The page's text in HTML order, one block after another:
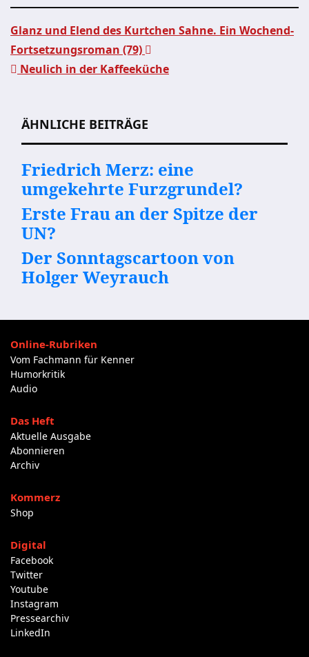
Beitragsnavigation
Glanz und Elend des Kurtchen Sahne. Ein Wochend-
Fortsetzungsroman (79)
Neulich in der Kaffeeküche
ÄHNLICHE BEITRÄGE
Friedrich Merz: eine
umgekehrte Furzgrundel?
Erste Frau an der Spitze der
UN?
Der Sonntagscartoon von
Holger Weyrauch
Online-Rubriken
Vom Fachmann für Kenner
Humorkritik
Audio
Das Heft
Aktuelle Ausgabe
Abonnieren
Archiv
Kommerz
Shop
Digital
Facebook
Twitter
Youtube
Instagram
Pressearchiv
LinkedIn